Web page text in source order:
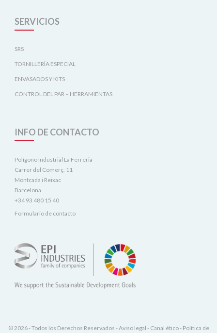
SERVICIOS
SRS
TORNILLERÍA ESPECIAL
ENVASADOS Y KITS
CONTROL DEL PAR – HERRAMIENTAS
INFO DE CONTACTO
Polígono Industrial La Ferreria
Carrer del Comerç, 11
Montcada i Reixac
Barcelona
+34 93 480 15 40
Formulario de contacto
© 2026 - Todos los Derechos Reservados -Aviso legal - Canal ético- Política de